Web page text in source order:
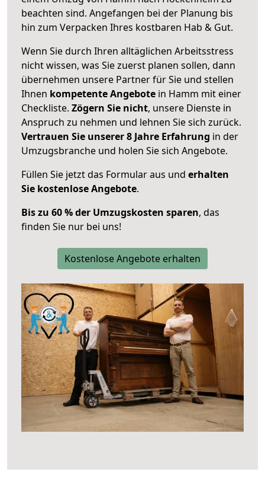
beachten sind. Angefangen bei der Planung bis
hin zum Verpacken Ihres kostbaren Hab & Gut.
Wenn Sie durch Ihren alltäglichen Arbeitsstress
nicht wissen, was Sie zuerst planen sollen, dann
übernehmen unsere Partner für Sie und stellen
Ihnen kompetente Angebote in Hamm mit einer
Checkliste. Zögern Sie nicht, unsere Dienste in
Anspruch zu nehmen und lehnen Sie sich zurück.
Vertrauen Sie unserer 8 Jahre Erfahrung in der
Umzugsbranche und holen Sie sich Angebote.
Füllen Sie jetzt das Formular aus und erhalten
Sie kostenlose Angebote.
Bis zu 60 % der Umzugskosten sparen, das
finden Sie nur bei uns!
Kostenlose Angebote erhalten